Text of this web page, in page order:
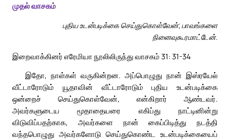
முதல் வாசகம்
புதிய உடன்படிக்கை செய்துகொள்வேன்; பாவங்களை
நினைவுகூரமாட்டேன்.
இறைவாக்கினர் எரேமியா நூலிலிருந்து வாசகம் 31: 31-34
இதோ, நாள்கள் வருகின்றன. அப்பொழுது நான் இஸ்ரயேல்
வீட்டாரோடும் யூதாவின் வீட்டாரோடும் புதிய உடன்படிக்கை
ஒன்றைச் செய்துகொள்வேன், என்கிறார் ஆண்டவர்.
அவர்களுடைய மூதாதையரை எகிப்து நாட்டினின்று
விடுவிப்பதற்காக, அவர்களை நான் கைப்பிடித்து நடத்தி
வந்தபொழுது அவர்களோடு செய்துகொண்ட உடன்படிக்கையைப்